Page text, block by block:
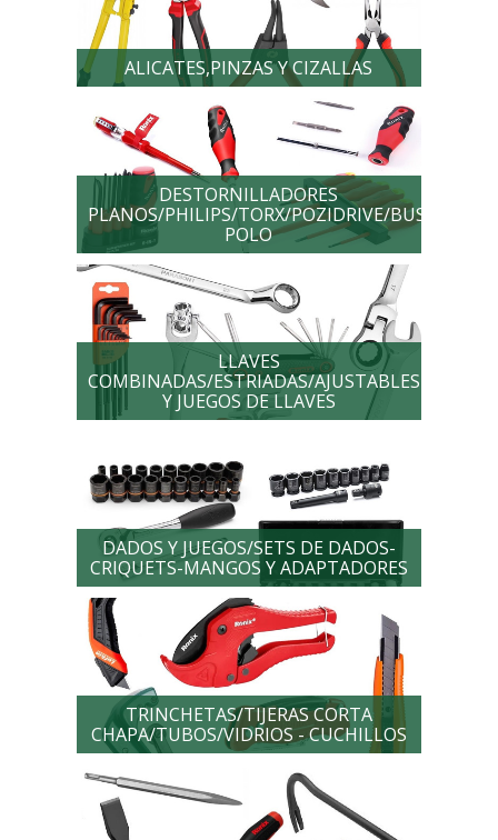
ALICATES,PINZAS Y CIZALLAS
DESTORNILLADORES
PLANOS/PHILIPS/TORX/POZIDRIVE/BUSCA
POLO
LLAVES
COMBINADAS/ESTRIADAS/AJUSTABLES
Y JUEGOS DE LLAVES
DADOS Y JUEGOS/SETS DE DADOS-
CRIQUETS-MANGOS Y ADAPTADORES
TRINCHETAS/TIJERAS CORTA
CHAPA/TUBOS/VIDRIOS - CUCHILLOS